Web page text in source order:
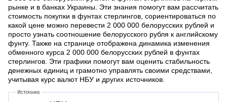
рынке и в банках Украины. Эти знания помогут вам рассчитать
стоимость покупки в фунтах стерлингов, сориентироваться по
какой цене можно перевести 2 000 000 белорусских рублей и
просто узнать соотношение белорусcкого рубля к английскому
фунту. Также на странице отображена динамика изменения
обменного курса 2 000 000 белорусских рублей в фунтах
стерлингов. Эти графики помогут вам оценить стабильность
денежных единиц и грамотно управлять своими средствами,
учитывая курс валют НБУ и других источников.
Источник